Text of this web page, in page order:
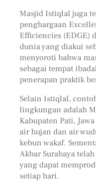
Masjid Istiqlal juga
penghargaan
Efficiencies (EDGE)
dunia yang diakui
menyoroti bahwa
sebagai tempat
penerapan praktik
Selain Istiqlal,
lingkungan adalah
Kabupaten Pati,
air hujan dan air
kebun wakaf.
Akbar Surabaya
yang dapat
setiap hari.